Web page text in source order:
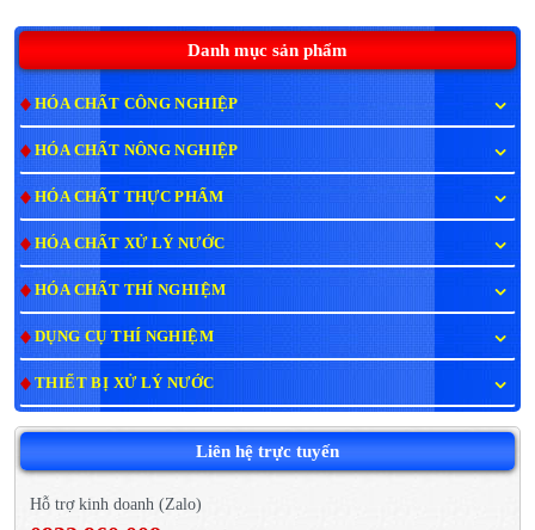
Danh mục sản phẩm
HÓA CHẤT CÔNG NGHIỆP
HÓA CHẤT NÔNG NGHIỆP
HÓA CHẤT THỰC PHẨM
HÓA CHẤT XỬ LÝ NƯỚC
HÓA CHẤT THÍ NGHIỆM
DỤNG CỤ THÍ NGHIỆM
THIẾT BỊ XỬ LÝ NƯỚC
Liên hệ trực tuyến
Hỗ trợ kinh doanh (Zalo)